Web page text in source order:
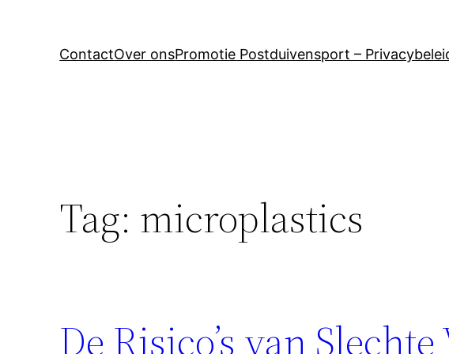
ContactOver onsPromotie Postduivensport –
Tag: microplastics
De Risico’s van